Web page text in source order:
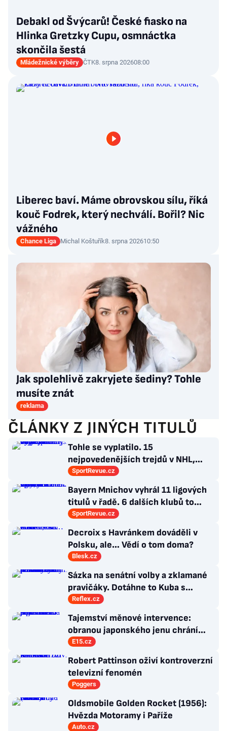
Debakl od Švýcarů! České fiasko na
Hlinka Gretzky Cupu, osmnáctka
skončila šestá
Mládežnické výběry ČTK8. srpna 202608:00
Liberec baví. Máme obrovskou sílu, říká
kouč Fodrek, který nechválí. Bořil? Nic
vážného
Chance Liga Michal Koštuřík8. srpna 202610:50
Jak spolehlivě zakryjete šediny? Tohle
musíte znát
reklama
ČLÁNKY Z JINÝCH TITULŮ
Tohle se vyplatilo. 15
nejpovedenějších trejdů v NHL,
které byly upečeny na poslední
SportRevue.cz
Bayern Mnichov vyhrál 11 ligových
titulů v řadě. 6 dalších klubů to
zvládlo také, některé i víckrát
SportRevue.cz
Decroix s Havránkem dováděli v
Polsku, ale… Vědí o tom doma?
Blesk.cz
Sázka na senátní volby a zklamané
pravičáky. Dotáhne to Kuba s
hnutím Naše Česko do celostátní
politiky?
Reflex.cz
Tajemství měnové intervence:
obranou japonského jenu chrání
Amerika hlavně sama sebe
E15.cz
Robert Pattinson oživí kontroverzní
televizní fenomén
Poggers
Oldsmobile Golden Rocket (1956):
Hvězda Motoramy i Paříže
Auto.cz